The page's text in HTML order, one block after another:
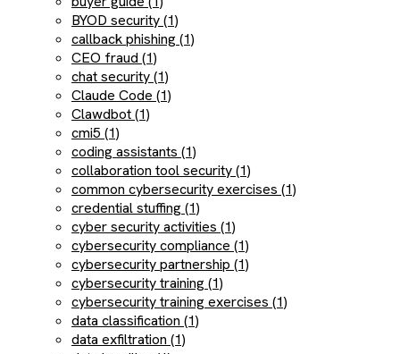
BYOD security (1)
callback phishing (1)
CEO fraud (1)
chat security (1)
Claude Code (1)
Clawdbot (1)
cmi5 (1)
coding assistants (1)
collaboration tool security (1)
common cybersecurity exercises (1)
credential stuffing (1)
cyber security activities (1)
cybersecurity compliance (1)
cybersecurity partnership (1)
cybersecurity training (1)
cybersecurity training exercises (1)
data classification (1)
data exfiltration (1)